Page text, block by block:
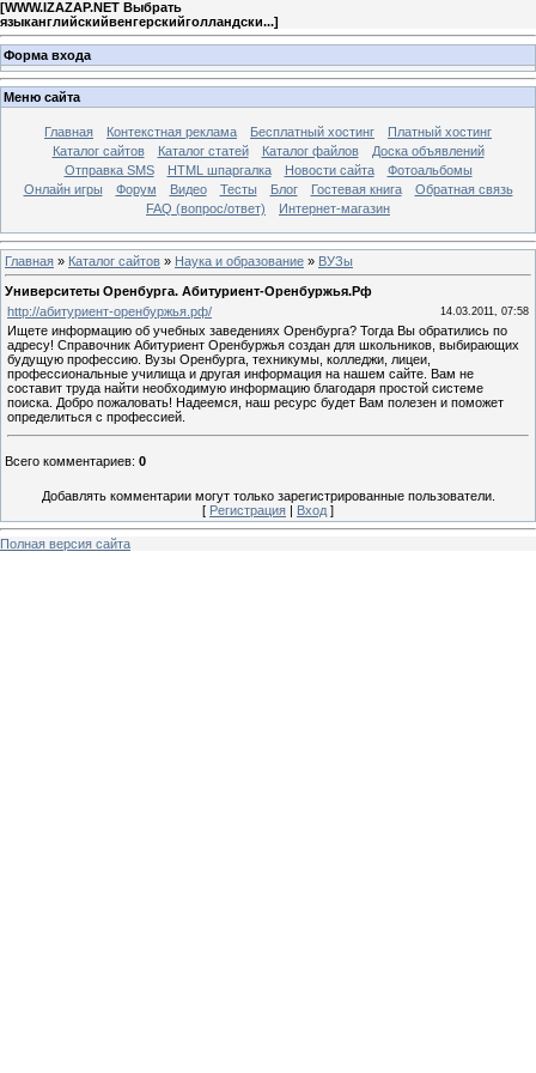
[WWW.IZAZAP.NET Выбрать
языканглийскийвенгерскийголландски...]
Форма входа
Меню сайта
Главная Контекстная реклама Бесплатный хостинг
Платный хостинг
Каталог сайтов
Каталог статей Каталог файлов
Доска объявлений
Отправка SMS
HTML шпаргалка Новости сайта
Фотоальбомы
Онлайн игры
Форум Видео Тесты Блог Гостевая книга
Обратная связь
FAQ (вопрос/ответ)
Интернет-магазин
Главная » Каталог сайтов » Наука и образование » ВУЗы
Университеты Оренбурга. Абитуриент-Оренбуржья.Рф
http://абитуриент-оренбуржья.рф/
14.03.2011, 07:58
Ищете информацию об учебных заведениях Оренбурга? Тогда Вы обратились по
адресу! Справочник Абитуриент Оренбуржья создан для школьников, выбирающих
будущую профессию. Вузы Оренбурга, техникумы, колледжи, лицеи,
профессиональные училища и другая информация на нашем сайте. Вам не
составит труда найти необходимую информацию благодаря простой системе
поиска. Добро пожаловать! Надеемся, наш ресурс будет Вам полезен и поможет
определиться с профессией.
Всего комментариев: 0
Добавлять комментарии могут только зарегистрированные пользователи.
[ Регистрация | Вход ]
Полная версия сайта